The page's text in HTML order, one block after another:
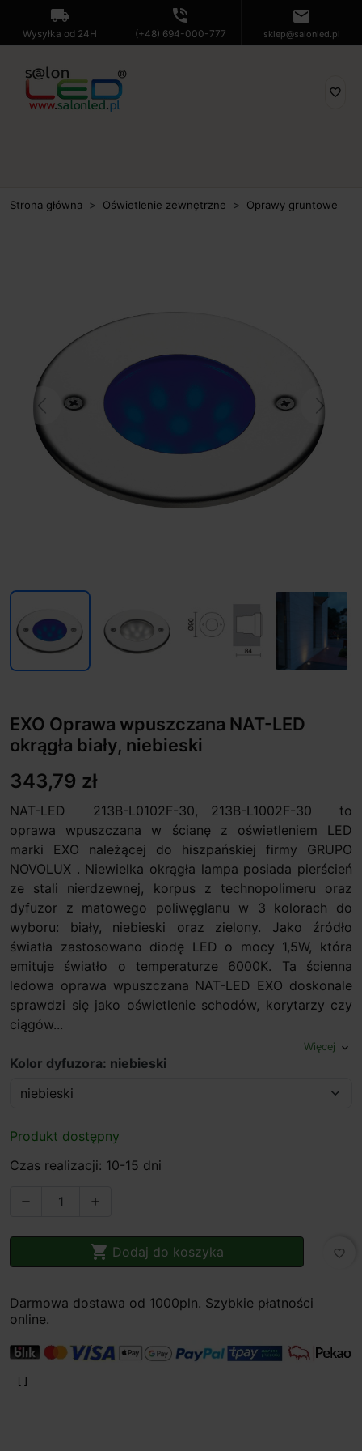
local_shipping
Wysyłka od 24H
phone_in_talk
(+48) 694-000-777
mail
sklep@salonled.pl
favorite_border
Strona główna Oświetlenie zewnętrzne Oprawy gruntowe
Previous
EXO Oprawa wpuszczana NAT-LED
okrągła biały, niebieski
343,79 zł
NAT-LED 213B-L0102F-30, 213B-L1002F-30 to
oprawa wpuszczana w ścianę z oświetleniem LED
marki EXO należącej do hiszpańskiej firmy GRUPO
NOVOLUX . Niewielka okrągła lampa posiada pierścień
ze stali nierdzewnej, korpus z technopolimeru oraz
dyfuzor z matowego poliwęglanu w 3 kolorach do
wyboru: biały, niebieski oraz zielony. Jako źródło
światła zastosowano diodę LED o mocy 1,5W, która
emituje światło o temperaturze 6000K. Ta ścienna
ledowa oprawa wpuszczana NAT-LED EXO doskonale
sprawdzi się jako oświetlenie schodów, korytarzy czy
ciągów...
Więcej expand_more
Kolor dyfuzora: niebieski
Produkt dostępny
Czas realizacji: 10-15 dni
 
 Dodaj do koszyka favorite_border
Darmowa dostawa od 1000pln. Szybkie płatności
online.